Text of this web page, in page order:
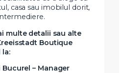
casa sau imobilul dorit,
multe detalii sau alte
Boutique
la:
Bucurel – Manager